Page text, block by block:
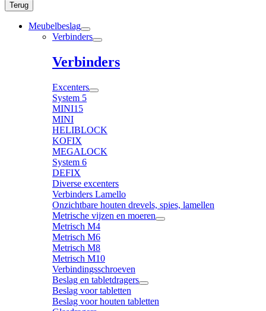
Terug
Meubelbeslag
Verbinders
Verbinders
Excenters
System 5
MINI15
MINI
HELIBLOCK
KOFIX
MEGALOCK
System 6
DEFIX
Diverse excenters
Verbinders Lamello
Onzichtbare houten drevels, spies, lamellen
Metrische vijzen en moeren
Metrisch M4
Metrisch M6
Metrisch M8
Metrisch M10
Verbindingsschroeven
Beslag en tabletdragers
Beslag voor tabletten
Beslag voor houten tabletten